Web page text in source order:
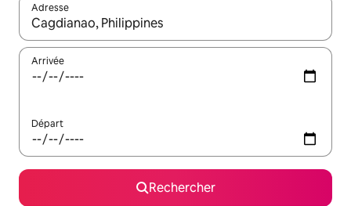
Adresse
Lorsque les résultats s'affichent, utilisez les flèches vers le
Arrivée
Départ
Rechercher